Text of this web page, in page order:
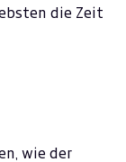
die Zeit
wie der